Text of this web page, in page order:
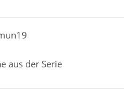
aus der Serie